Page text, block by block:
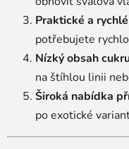
Praktické a
potřebujete
Nízký obsah
na štíhlou linii
Široká nabídka
po exotické